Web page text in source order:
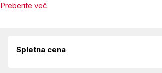
Preberite več
Spletna cena